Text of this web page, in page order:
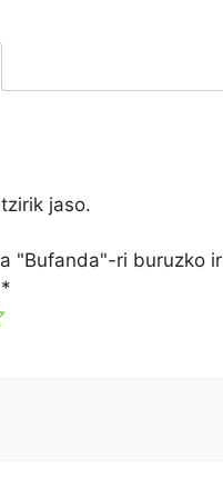
jaso.
"Bufanda"-ri buruzko
*